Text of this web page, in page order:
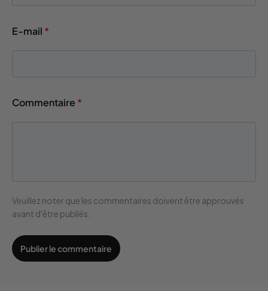
E-mail *
Commentaire *
Veuillez noter que les commentaires doivent être approuvés
avant d'être publiés.